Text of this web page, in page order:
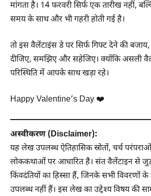
मांगता है। 14 फरवरी सिर्फ एक तारीख नहीं,
समय के साथ और भी गहरी होती गई है।
तो इस वैलेंटाइंस डे पर सिर्फ गिफ्ट देने की
दीजिए, समझिए और सहेजिए। क्योंकि असली
परिस्थिति में आपके साथ खड़ा रहे।
Happy Valentine’s Day ❤️
अस्वीकरण (Disclaimer):
यह लेख उपलब्ध ऐतिहासिक स्रोतों, चर्च
लोककथाओं पर आधारित है। संत वैलेंटाइन से
किंवदंतियों का हिस्सा हैं, जिनके सभी विवरणों के
उपलब्ध नहीं हैं। इस लेख का उद्देश्य विषय की